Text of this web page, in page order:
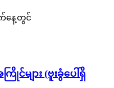
က်နေ့တွင်
င်များ (ဗူးခွံပေါ်ရှိ